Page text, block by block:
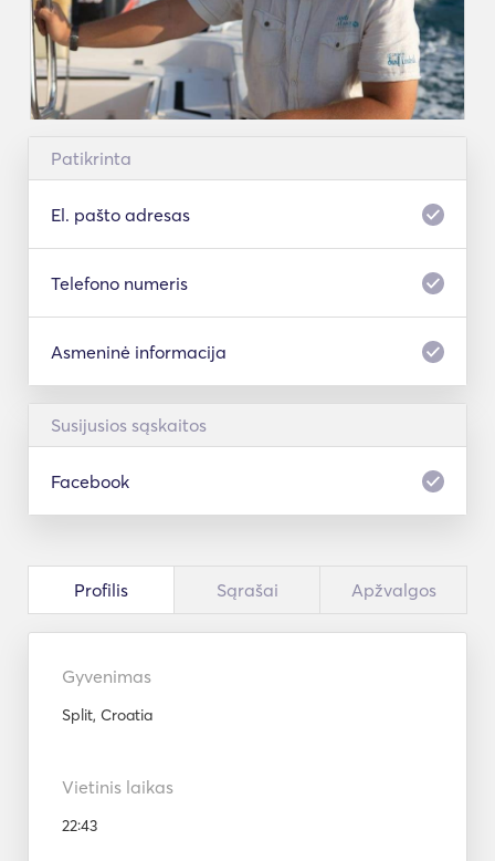
Patikrinta
El. pašto adresas
Telefono numeris
Asmeninė informacija
Susijusios sąskaitos
Facebook
Profilis Sąrašai Apžvalgos
Gyvenimas
Split, Croatia
Vietinis laikas
22:43